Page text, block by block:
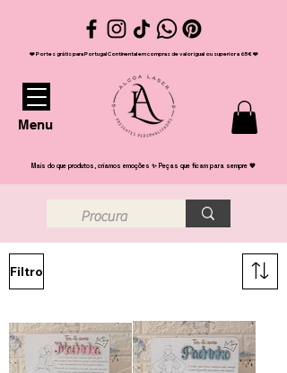
❤️ Portes grátis para Portugal Continental em compras de valor igual ou superior a 65€ ❤️
Menu
Mais do que produtos, criamos emoções ✨ Peças que ficam para sempre 💖
Filtro